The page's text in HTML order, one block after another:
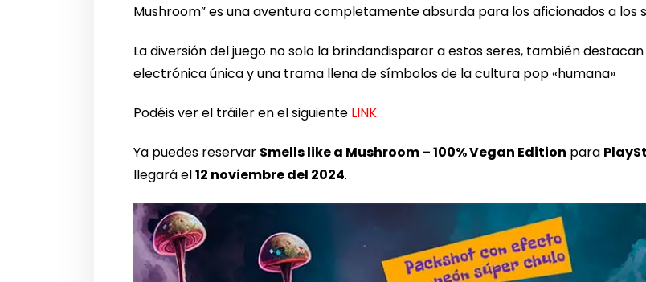
Mushroom” es una aventura completamente absurda para los aficionados a los
La diversión del juego no solo la brindandisparar a estos seres, también
electrónica única y una trama llena de símbolos de la cultura pop «humana»
Podéis ver el tráiler en el siguiente LINK.
Ya puedes reservar Smells like a Mushroom – 100% Vegan Edition para
llegará el12 noviembre del 2024.